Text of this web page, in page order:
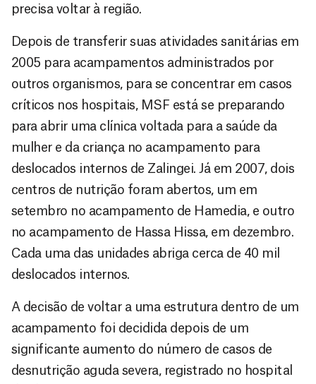
precisa voltar à região.
Depois de transferir suas atividades sanitárias em
2005 para acampamentos administrados por
outros organismos, para se concentrar em casos
críticos nos hospitais, MSF está se preparando
para abrir uma clínica voltada para a saúde da
mulher e da criança no acampamento para
deslocados internos de Zalingei. Já em 2007, dois
centros de nutrição foram abertos, um em
setembro no acampamento de Hamedia, e outro
no acampamento de Hassa Hissa, em dezembro.
Cada uma das unidades abriga cerca de 40 mil
deslocados internos.
A decisão de voltar a uma estrutura dentro de um
acampamento foi decidida depois de um
significante aumento do número de casos de
desnutrição aguda severa, registrado no hospital